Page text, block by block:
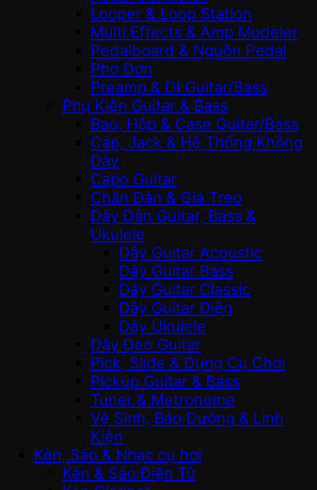
Looper & Loop Station
Multi Effects & Amp Modeler
Pedalboard & Nguồn Pedal
Phơ Đơn
Preamp & DI Guitar/Bass
Phụ Kiện Guitar & Bass
Bao, Hộp & Case Guitar/Bass
Cáp, Jack & Hệ Thống Không
Dây
Capo Guitar
Chân Đàn & Giá Treo
Dây Đàn Guitar, Bass &
Ukulele
Dây Guitar Acoustic
Dây Guitar Bass
Dây Guitar Classic
Dây Guitar Điện
Dây Ukulele
Dây Đeo Guitar
Pick, Slide & Dụng Cụ Chơi
Pickup Guitar & Bass
Tuner & Metronome
Vệ Sinh, Bảo Dưỡng & Linh
Kiện
Kèn, Sáo & Nhạc cụ hơi
Kèn & Sáo Điện Tử